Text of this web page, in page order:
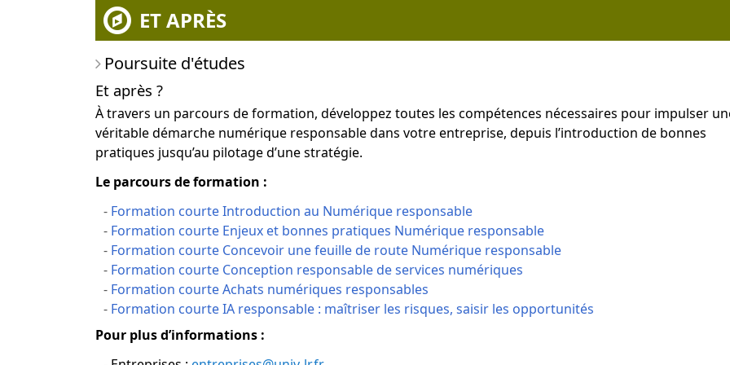
ET APRÈS
Poursuite d'études
Et après ?
À travers un parcours de formation, développez toutes les compétences nécessaires pour impulser
véritable démarche numérique responsable dans votre entreprise, depuis l’introduction de bonnes
pratiques jusqu’au pilotage d’une stratégie.
Le parcours de formation :
Formation courte Introduction au Numérique responsable
Formation courte Enjeux et bonnes pratiques Numérique responsable
Formation courte Concevoir une feuille de route Numérique responsable
Formation courte Conception responsable de services numériques
Formation courte Achats numériques responsables
Formation courte IA responsable : maîtriser les risques, saisir les opportunités
Pour plus d’informations :